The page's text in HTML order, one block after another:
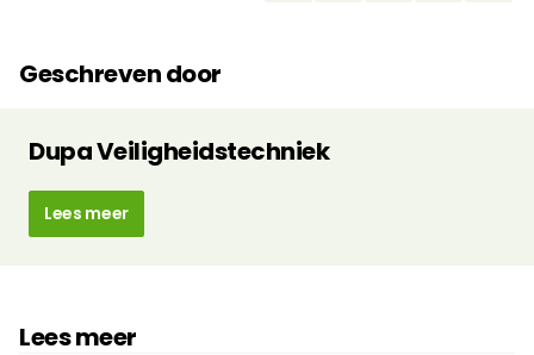
Geschreven door
Dupa Veiligheidstechniek
Lees meer
Lees meer